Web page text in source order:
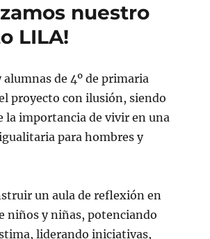
nuestro
LILA!
alumnas de 4º de primaria
proyecto con ilusión, siendo
la importancia de vivir en una
para hombres y
un aula de reflexión en
niños y niñas, potenciando
liderando iniciativas,